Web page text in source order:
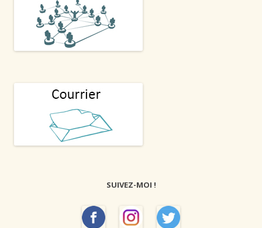
SUIVEZ-MOI !